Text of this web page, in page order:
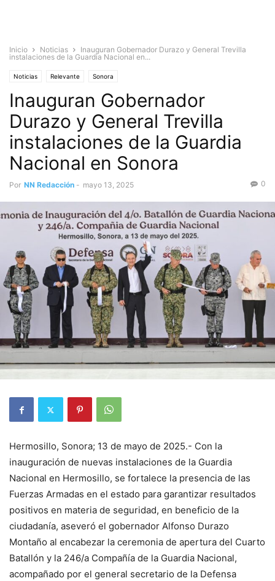
Inicio Noticias
Inauguran Gobernador Durazo y General Trevilla
instalaciones de la Guardia Nacional en...
Noticias Relevante Sonora
Inauguran Gobernador
Durazo y General Trevilla
instalaciones de la Guardia
Nacional en Sonora
Por NN Redacción - mayo 13, 2025 0
Hermosillo, Sonora; 13 de mayo de 2025.- Con la
inauguración de nuevas instalaciones de la Guardia
Nacional en Hermosillo, se fortalece la presencia de las
Fuerzas Armadas en el estado para garantizar resultados
positivos en materia de seguridad, en beneficio de la
ciudadanía, aseveró el gobernador Alfonso Durazo
Montaño al encabezar la ceremonia de apertura del Cuarto
Batallón y la 246/a Compañía de la Guardia Nacional,
acompañado por el general secretario de la Defensa